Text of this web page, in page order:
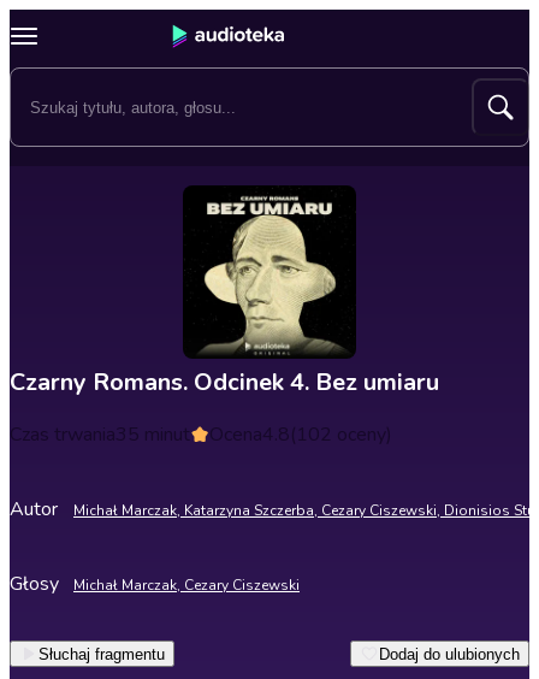
Czarny Romans. Odcinek 4. Bez umiaru
Czas trwania35 minut Ocena4.8(102 oceny)
Autor Michał Marczak, Katarzyna Szczerba, Cezary Ciszewski, Dionisios
Głosy Michał Marczak, Cezary Ciszewski
Słuchaj fragmentu Dodaj do ulubionych